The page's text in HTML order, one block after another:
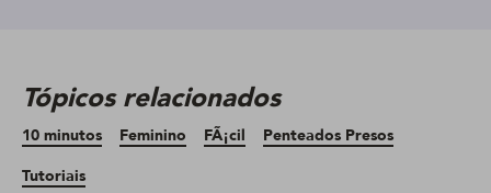
Tópicos relacionados
10 minutos Feminino FÃ¡cil
Penteados Presos
Tutoriais